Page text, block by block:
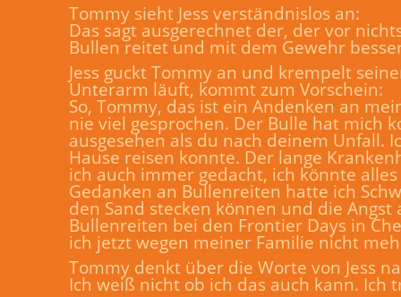
Tommy sieht Jess verständnislos an:
Das sagt ausgerechnet der, der vor
Bullen reitet und mit dem Gewehr
Jess guckt Tommy an und krempelt
Unterarm läuft, kommt zum Vorschein:
So, Tommy, das ist ein Andenken an
nie viel gesprochen. Der Bulle hat mich
ausgesehen als du nach deinem Unfall.
Hause reisen konnte. Der lange
ich auch immer gedacht, ich könnte
Gedanken an Bullenreiten hatte ich
den Sand stecken können und die
Bullenreiten bei den Frontier Days in
ich jetzt wegen meiner Familie nicht
Tommy denkt über die Worte von Jess
Ich weiß nicht ob ich das auch kann.